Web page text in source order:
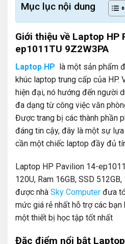
Mục lục nội dung
Giới thiệu về Laptop HP
ep1011TU 9Z2W3PA
Laptop HP là một sản phẩm
khúc laptop trung cấp của HP.
hiện đại, nó hướng đến người
đa dạng từ công việc văn
Được trang bị các thành phần
đáng tin cậy, đây là một sự
cần một chiếc laptop đầy đủ
Laptop HP Pavilion 14-
120U, Ram 16GB, SSD
được nhà Sky Computer đưa
mức giá rẻ nhất hỗ trợ các
một thiết bị học tập tốt nhất
Đặc điểm nổi bật